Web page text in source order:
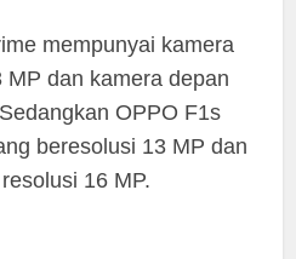
mempunyai kamera
dan kamera depan
OPPO F1s
beresolusi 13 MP dan
16 MP.